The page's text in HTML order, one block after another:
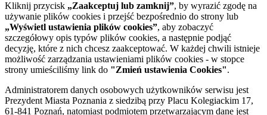
Kliknij przycisk „Zaakceptuj lub zamknij”, by wyrazić zgodę na
używanie plików cookies i przejść bezpośrednio do strony lub
„Wyświetl ustawienia plików cookies”, aby zobaczyć
szczegółowy opis typów plików cookies, a następnie podjąć
decyzję, które z nich chcesz zaakceptować. W każdej chwili istnieje
możliwość zarządzania ustawieniami plików cookies - w stopce
strony umieściliśmy link do "Zmień ustawienia Cookies".
Administratorem danych osobowych użytkowników serwisu jest
Prezydent Miasta Poznania z siedzibą przy Placu Kolegiackim 17,
61-841 Poznań, natomiast podmiotem przetwarzającym dane jest